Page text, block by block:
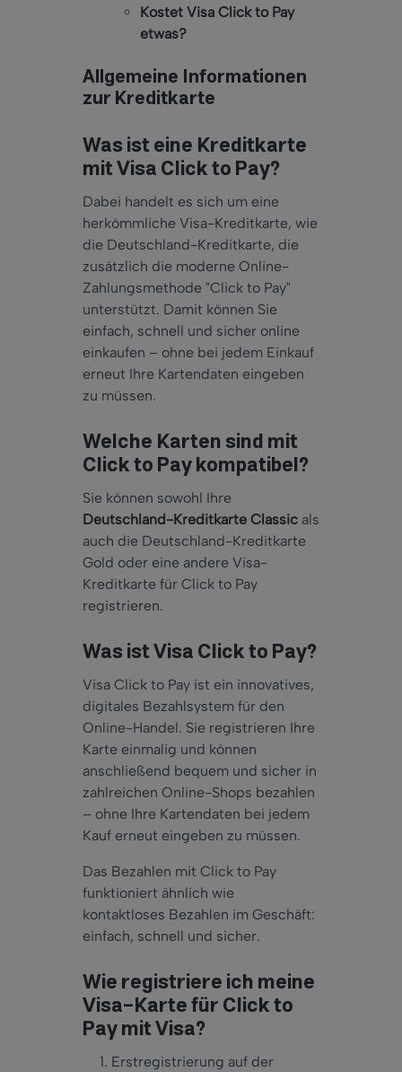
Kostet Visa Click to Pay
etwas?
Allgemeine Informationen
zur Kreditkarte
Was ist eine Kreditkarte
mit Visa Click to Pay?
Dabei handelt es sich um eine
herkömmliche Visa-Kreditkarte, wie
die Deutschland-Kreditkarte, die
zusätzlich die moderne Online-
Zahlungsmethode "Click to Pay"
unterstützt. Damit können Sie
einfach, schnell und sicher online
einkaufen – ohne bei jedem Einkauf
erneut Ihre Kartendaten eingeben
zu müssen.
Welche Karten sind mit
Click to Pay kompatibel?
Sie können sowohl Ihre
Deutschland-Kreditkarte Classic als
auch die Deutschland-Kreditkarte
Gold oder eine andere Visa-
Kreditkarte für Click to Pay
registrieren.
Was ist Visa Click to Pay?
Visa Click to Pay ist ein innovatives,
digitales Bezahlsystem für den
Online-Handel. Sie registrieren Ihre
Karte einmalig und können
anschließend bequem und sicher in
zahlreichen Online-Shops bezahlen
– ohne Ihre Kartendaten bei jedem
Kauf erneut eingeben zu müssen.
Das Bezahlen mit Click to Pay
funktioniert ähnlich wie
kontaktloses Bezahlen im Geschäft:
einfach, schnell und sicher.
Wie registriere ich meine
Visa-Karte für Click to
Pay mit Visa?
Erstregistrierung auf der